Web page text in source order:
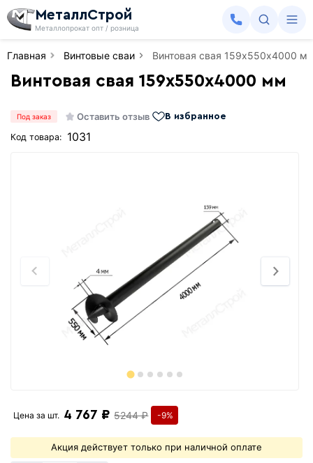
МеталлСтрой
Металлопрокат опт / розница
Главная Винтовые сваи Винтовая свая 159х550х4000
Винтовая свая 159х550х4000 мм
Под заказ Оставить отзыв В избранное
Код товара: 1031
Цена за шт. 4 767 ₽ 5244 ₽ -9%
Акция действует только при наличной оплате